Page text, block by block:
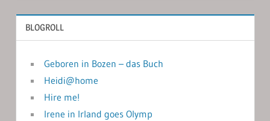
BLOGROLL
Geboren in Bozen – das Buch
Heidi@home
Hire me!
Irene in Irland goes Olymp